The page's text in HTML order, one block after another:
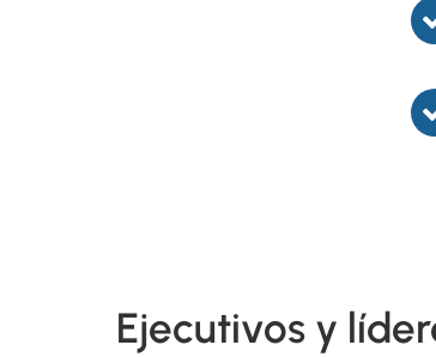
Ejecutivos y